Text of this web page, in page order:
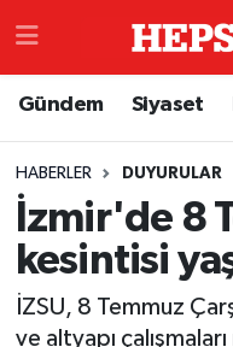
Gündem Siyaset
HABERLER DUYURULAR
İzmir'de 8
kesintisi
İZSU, 8 Temmuz
ve altyapı
Çevre
Dünya
Eğitim
İzmir Namaz
İstanbul Trafik
Süper Lig Puan